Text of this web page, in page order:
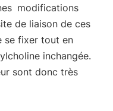
modifications
de liaison de ces
se fixer tout en
inchangée.
sont donc très